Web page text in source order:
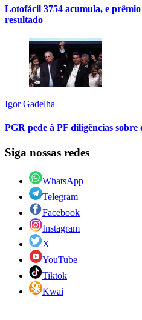
Lotofácil 3754 acumula, e
resultado
Igor Gadelha
PGR pede à PF diligências
Siga nossas redes
WhatsApp
Telegram
Facebook
Instagram
X
YouTube
Tiktok
Kwai